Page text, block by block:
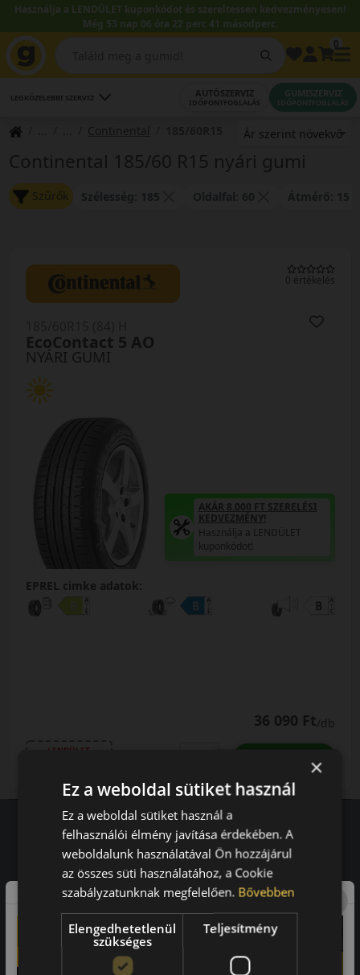
Használja a LENDÜLET kuponkódot és szereltessen kedvezményesen!
Még 53 nap 06 óra 22 perc 41 másodperc.
LEGKÖZELEBBI SZERVIZ AUTÓSZERVIZ
IDŐPONTFOGLALÁS
GUMISZERVIZ
IDŐPONTFOGLALÁS
Continental
Continental 185/60 R15 nyári gumi
Szűrők
0 értékelés
NYÁRI GUMI
EcoContact 5 AO
AKÁR 8.000 FT SZERELÉSI
KEDVEZMÉNY!
Használja a LENDÜLET
kuponkódot!
EPREL cimke adatok:
36 090 Ft/db
LENDÜLET
Vásárlói vélemények
97.76%
a vásárlók közül ajánlaná ismerősének ezt a boltot.
21659vélemény alapján
×
Ez a weboldal sütiket használ
Ez a weboldal sütiket használ a
felhasználói élmény javítása érdekében. A
weboldalunk használatával Ön hozzájárul
az összes süti használatához, a Cookie
szabályzatunknak megfelelően. Bővebben
Elengedhetetlenül
szükséges
Teljesítmény